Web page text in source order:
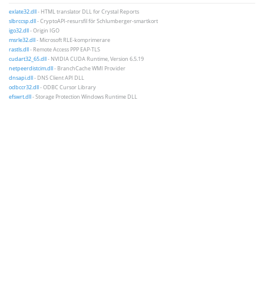
exlate32.dll- HTML translator DLL for Crystal Reports
slbrccsp.dll- CryptoAPI-resursfil för Schlumberger-smartkort
igo32.dll- Origin IGO
msrle32.dll- Microsoft RLE-komprimerare
rastls.dll- Remote Access PPP EAP-TLS
cudart32_65.dll- NVIDIA CUDA Runtime, Version 6.5.19
netpeerdistcim.dll- BranchCache WMI Provider
dnsapi.dll- DNS Client API DLL
odbccr32.dll- ODBC Cursor Library
efswrt.dll- Storage Protection Windows Runtime DLL